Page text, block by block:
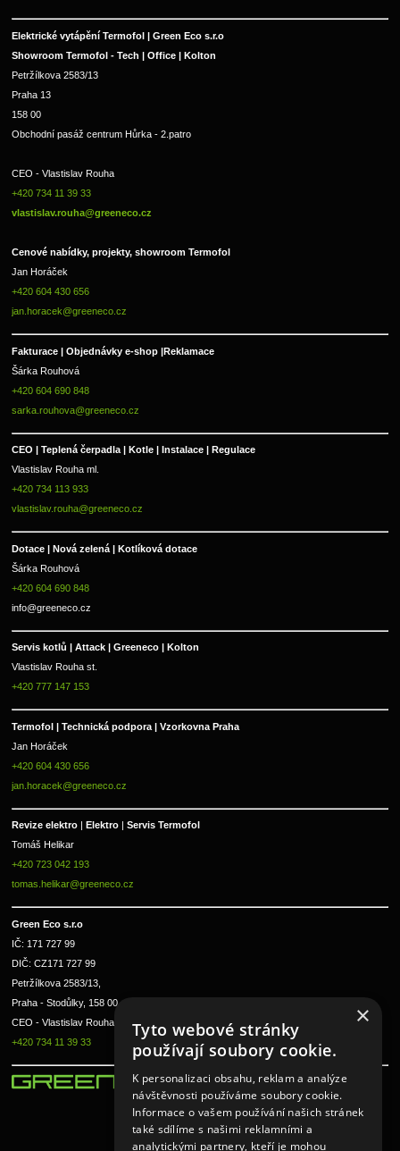
Elektrické vytápění Termofol | Green Eco s.r.o
Showroom Termofol - Tech | Office | Kolton
Petržílkova 2583/13
Praha 13
158 00
Obchodní pasáž centrum Hůrka - 2.patro
CEO - Vlastislav Rouha
+420 734 11 39 33
vlastislav.rouha@greeneco.cz
Cenové nabídky, projekty, showroom Termofol
Jan Horáček
+420 604 430 656
jan.horacek@greeneco.cz
Fakturace | Objednávky e-shop |Reklamace
Šárka Rouhová
+420 604 690 848
sarka.rouhova@greeneco.cz
CEO | Teplená čerpadla | Kotle | Instalace | Regulace
Vlastislav Rouha ml.
+420 734 113 933
vlastislav.rouha@greeneco.cz
Dotace | Nová zelená | Kotlíková dotace
Šárka Rouhová
+420 604 690 848
info@greeneco.cz
Servis kotlů | Attack | Greeneco | Kolton
Vlastislav Rouha st.
+420 777 147 153
Termofol | Technická podpora | Vzorkovna Praha
Jan Horáček
+420 604 430 656
jan.horacek@greeneco.cz
Revize elektro Elektro
Servis Termofol
Tomáš Helikar
+420 723 042 193
tomas.helikar@greeneco.cz
Green Eco s.r.o
IČ: 171 727 99
DIČ: CZ171 727 99
Petržílkova 2583/13,
Praha - Stodůlky, 158 00
CEO - Vlastislav Rouha ml.
+420 734 11 39 33
×
Tyto webové stránky
používají soubory cookie.
K personalizaci obsahu, reklam a analýze
návštěvnosti používáme soubory cookie.
Informace o vašem používání našich stránek
také sdílíme s našimi reklamními a
analytickými partnery, kteří je mohou